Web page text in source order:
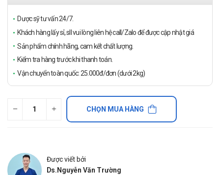
Dược sỹ tư vấn 24/7.
Khách hàng lấy sỉ, sll vui lòng liên hệ call/Zalo để được cập nhật giá
Sản phẩm chính hãng, cam kết chất lượng.
Kiểm tra hàng trước khi thanh toán.
Vận chuyển toàn quốc: 25.000đ/đơn (dưới 2kg)
CHỌN MUA HÀNG
Được viết bởi
Ds.Nguyễn Văn Trường